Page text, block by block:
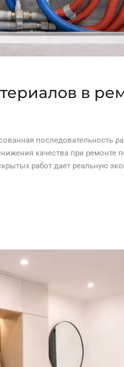
в
последовательность
качества при ремонте
работ дает реальную